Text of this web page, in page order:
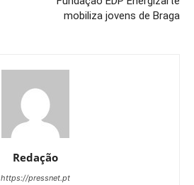
mobiliza jovens de Braga
Redação
https://pressnet.pt